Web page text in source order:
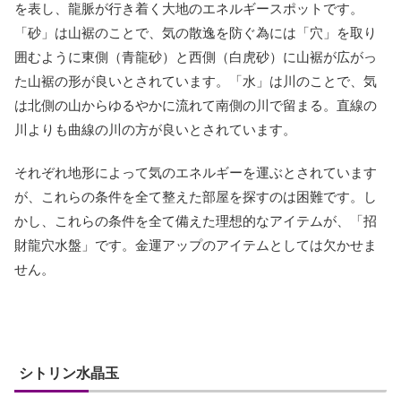
を表し、龍脈が行き着く大地のエネルギースポットです。
「砂」は山裾のことで、気の散逸を防ぐ為には「穴」を取り
囲むように東側（青龍砂）と西側（白虎砂）に山裾が広がっ
た山裾の形が良いとされています。「水」は川のことで、気
は北側の山からゆるやかに流れて南側の川で留まる。直線の
川よりも曲線の川の方が良いとされています。
それぞれ地形によって気のエネルギーを運ぶとされています
が、これらの条件を全て整えた部屋を探すのは困難です。し
かし、これらの条件を全て備えた理想的なアイテムが、「招
財龍穴水盤」です。金運アップのアイテムとしては欠かせま
せん。
シトリン水晶玉